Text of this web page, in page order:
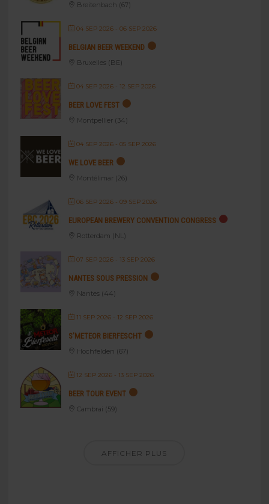
Breitenbach (67)
04 SEP 2026- 06 SEP 2026
BELGIAN BEER WEEKEND
Bruxelles (BE)
04 SEP 2026- 12 SEP 2026
BEER LOVE FEST
Montpellier (34)
04 SEP 2026- 05 SEP 2026
WE LOVE BEER
Montélimar (26)
06 SEP 2026- 09 SEP 2026
EUROPEAN BREWERY CONVENTION CONGRESS
Rotterdam (NL)
07 SEP 2026- 13 SEP 2026
NANTES SOUS PRESSION
Nantes (44)
11 SEP 2026- 12 SEP 2026
S’METEOR BIERFESCHT
Hochfelden (67)
12 SEP 2026- 13 SEP 2026
BEER TOUR EVENT
Cambrai (59)
AFFICHER PLUS